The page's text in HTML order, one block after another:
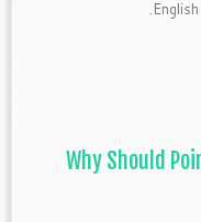
(English) Why